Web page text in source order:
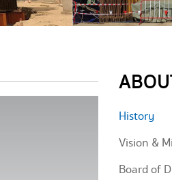
History
Vision &
Board of